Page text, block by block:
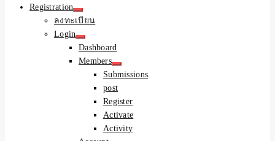
แม่ค้า) บริการโพสต์เว็บ
บอร์ด SEO การันตีงานดี
100% ✨
Registration
ลงทะเบียน
Login
Dashboard
Members
Submissions
post
Register
Activate
Activity